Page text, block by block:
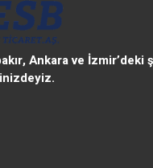
Ankara ve İzmir’deki